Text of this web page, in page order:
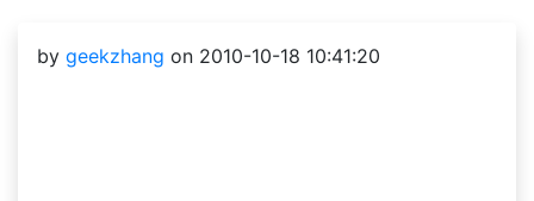
by geekzhang on 2010-10-18 10:41:20